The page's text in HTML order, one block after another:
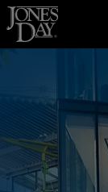
Skip to content